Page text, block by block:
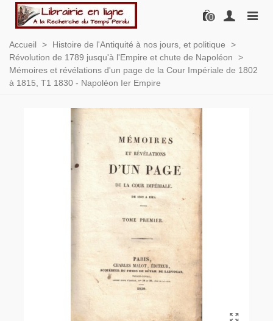
0
Accueil > Histoire de l'Antiquité à nos jours, et politique
>
Révolution de 1789 jusqu'à l'Empire et chute de Napoléon
>
Mémoires et révélations d'un page de la Cour Impériale de 1802
à 1815, T1 1830 - Napoléon Ier Empire